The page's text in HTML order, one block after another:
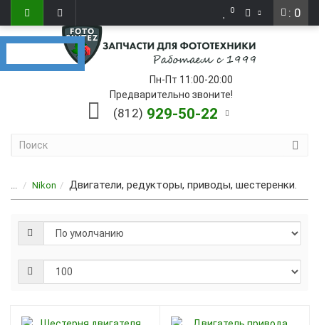
: 0
0
Пн-Пт 11:00-20:00
Предварительно звоните!
(812) 929-50-22
... Nikon Двигатели, редукторы, приводы, шестеренки.